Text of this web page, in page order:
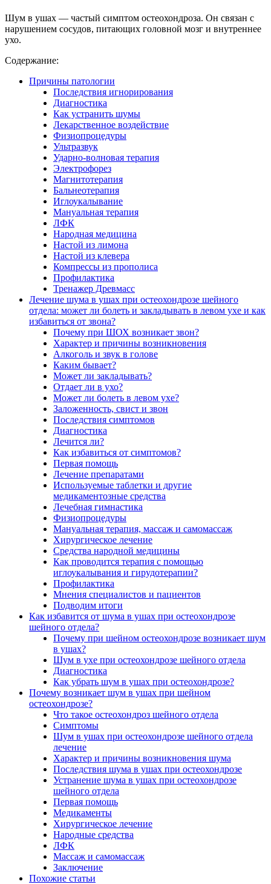
Шум в ушах — частый симптом остеохондроза. Он связан с
нарушением сосудов, питающих головной мозг и внутреннее
ухо.
Содержание:
Причины патологии
Последствия игнорирования
Диагностика
Как устранить шумы
Лекарственное воздействие
Физиопроцедуры
Ультразвук
Ударно-волновая терапия
Электрофорез
Магнитотерапия
Бальнеотерапия
Иглоукалывание
Мануальная терапия
ЛФК
Народная медицина
Настой из лимона
Настой из клевера
Компрессы из прополиса
Профилактика
Тренажер Древмасс
Лечение шума в ушах при остеохондрозе шейного
отдела: может ли болеть и закладывать в левом ухе и как
избавиться от звона?
Почему при ШОХ возникает звон?
Характер и причины возникновения
Алкоголь и звук в голове
Каким бывает?
Может ли закладывать?
Отдает ли в ухо?
Может ли болеть в левом ухе?
Заложенность, свист и звон
Последствия симптомов
Диагностика
Лечится ли?
Как избавиться от симптомов?
Первая помощь
Лечение препаратами
Используемые таблетки и другие
медикаментозные средства
Лечебная гимнастика
Физиопроцедуры
Мануальная терапия, массаж и самомассаж
Хирургическое лечение
Средства народной медицины
Как проводится терапия с помощью
иглоукалывания и гирудотерапии?
Профилактика
Мнения специалистов и пациентов
Подводим итоги
Как избавится от шума в ушах при остеохондрозе
шейного отдела?
Почему при шейном остеохондрозе возникает шум
в ушах?
Шум в ухе при остеохондрозе шейного отдела
Диагностика
Как убрать шум в ушах при остеохондрозе?
Почему возникает шум в ушах при шейном
остеохондрозе?
Что такое остеохондроз шейного отдела
Симптомы
Шум в ушах при остеохондрозе шейного отдела
лечение
Характер и причины возникновения шума
Последствия шума в ушах при остеохондрозе
Устранение шума в ушах при остеохондрозе
шейного отдела
Первая помощь
Медикаменты
Хирургическое лечение
Народные средства
ЛФК
Массаж и самомассаж
Заключение
Похожие статьи